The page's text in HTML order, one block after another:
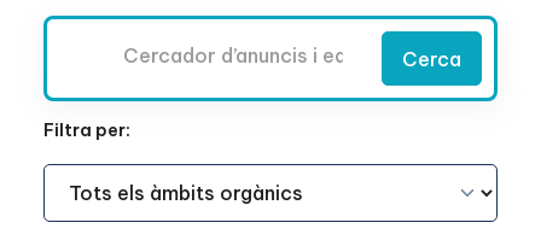
Cerca
Filtra per:
Àmbit Funcional